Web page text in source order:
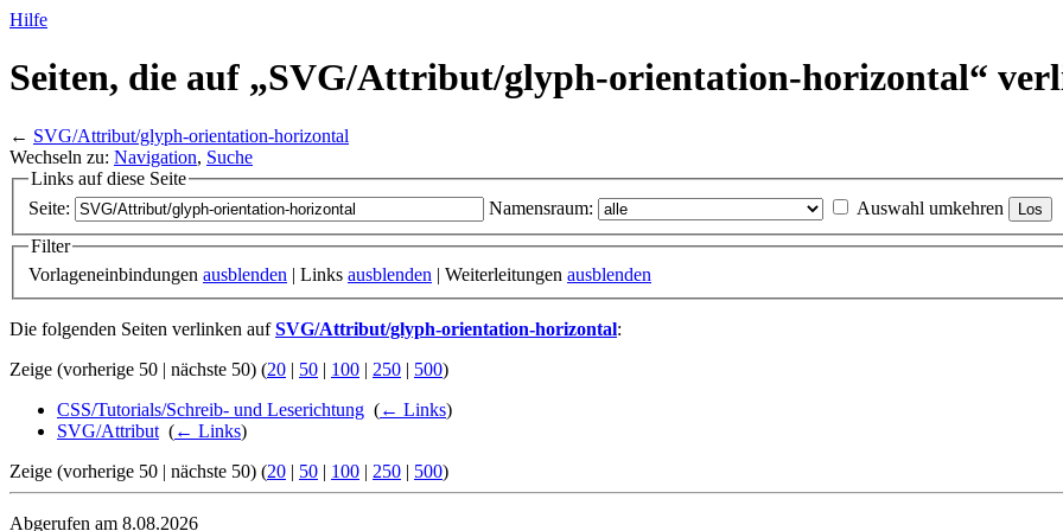
Hilfe
Seiten, die auf „SVG/Attribut/glyph-orientation-horizontal“
← SVG/Attribut/glyph-orientation-horizontal
Wechseln zu: Navigation, Suche
Links auf diese Seite
Seite:
Namensraum:
Auswahl umkehren
Filter
Vorlageneinbindungen ausblenden | Links ausblenden | Weiterleitungen ausblenden
Die folgenden Seiten verlinken aufSVG/Attribut/glyph-orientation-horizontal:
Zeige (vorherige 50 | nächste 50) (20 | 50 | 100 | 250 | 500)
CSS/Tutorials/Schreib- und Leserichtung (← Links)
SVG/Attribut (← Links)
Zeige (vorherige 50 | nächste 50) (20 | 50 | 100 | 250 | 500)
Abgerufen am 8.08.2026